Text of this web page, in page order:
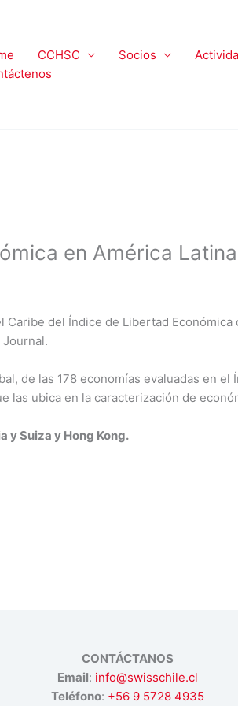
CCHSC Socios
en América Latina
del Índice de Libertad
de las 178 economías evaluadas en
ubica en la caracterización de
y Suiza y Hong Kong.
CONTÁCTANOS
Email: info@swisschile.cl
Teléfono: +56 9 5728 4935